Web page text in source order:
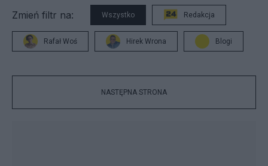
Zmień filtr na: Wszystko Redakcja
Rafał Woś Hirek Wrona Blogi
NASTĘPNA STRONA